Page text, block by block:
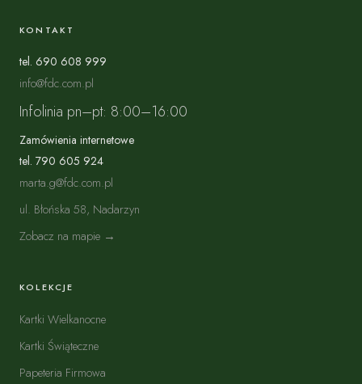
KONTAKT
tel. 690 608 999
info@fdc.com.pl
Infolinia pn–pt: 8:00–16:00
Zamówienia internetowe
tel. 790 605 924
marta.g@fdc.com.pl
ul. Błońska 58, Nadarzyn
Zobacz na mapie →
KOLEKCJE
Kartki Wielkanocne
Kartki Świąteczne
Papeteria Firmowa